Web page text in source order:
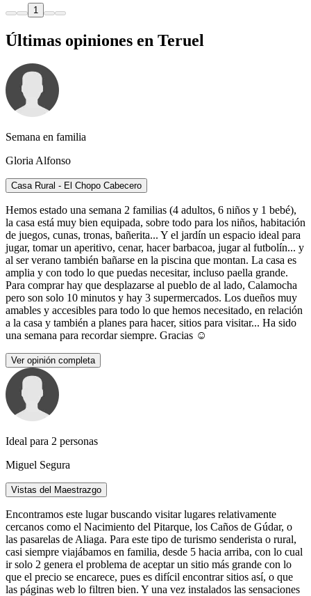
1
Últimas opiniones en Teruel
Semana en familia
Gloria Alfonso
Casa Rural - El Chopo Cabecero
Hemos estado una semana 2 familias (4 adultos, 6 niños y 1 bebé),
la casa está muy bien equipada, sobre todo para los niños, habitación
de juegos, cunas, tronas, bañerita... Y el jardín un espacio ideal para
jugar, tomar un aperitivo, cenar, hacer barbacoa, jugar al futbolín... y
al ser verano también bañarse en la piscina que montan. La casa es
amplia y con todo lo que puedas necesitar, incluso paella grande.
Para comprar hay que desplazarse al pueblo de al lado, Calamocha
pero son solo 10 minutos y hay 3 supermercados. Los dueños muy
amables y accesibles para todo lo que hemos necesitado, en relación
a la casa y también a planes para hacer, sitios para visitar... Ha sido
una semana para recordar siempre. Gracias ☺️
Ver opinión completa
Ideal para 2 personas
Miguel Segura
Vistas del Maestrazgo
Encontramos este lugar buscando visitar lugares relativamente
cercanos como el Nacimiento del Pitarque, los Caños de Gúdar, o
las pasarelas de Aliaga. Para este tipo de turismo senderista o rural,
casi siempre viajábamos en familia, desde 5 hacia arriba, con lo cual
ir solo 2 genera el problema de aceptar un sitio más grande con lo
que el precio se encarece, pues es difícil encontrar sitios así, o que
las páginas web lo filtren bien. Y una vez instalados las sensaciones